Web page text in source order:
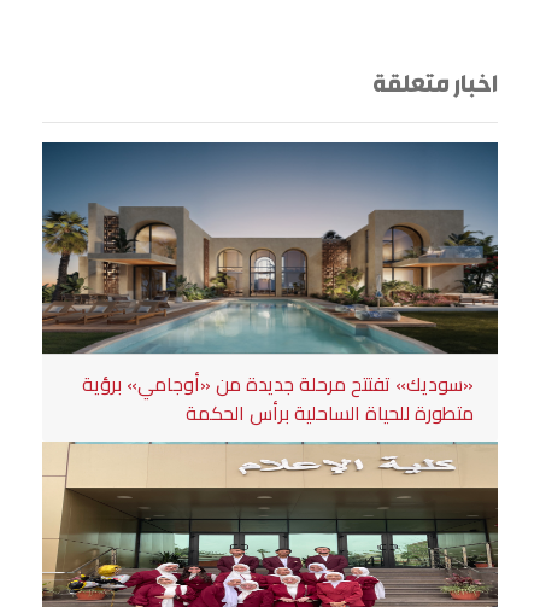
اخبار متعلقة
«سوديك» تفتتح مرحلة جديدة من «أوجامي» برؤية
متطورة للحياة الساحلية برأس الحكمة